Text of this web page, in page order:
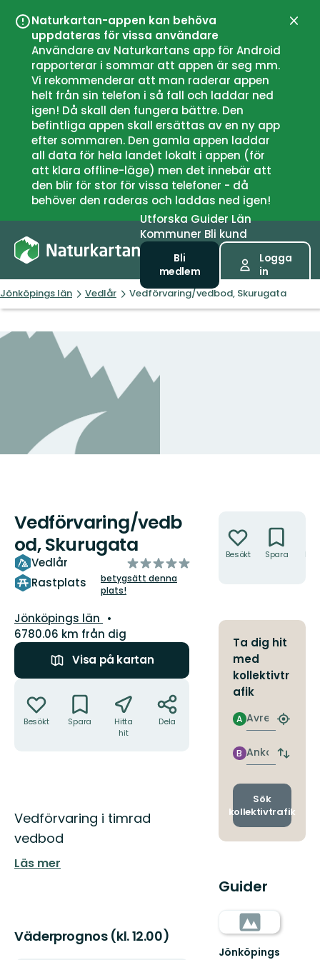
Naturkartan-appen kan behöva
uppdateras för vissa användare
Användare av Naturkartans app för Android
rapporterar i sommar att appen är seg mm.
Vi rekommenderar att man raderar appen
helt från sin telefon i så fall och laddar ned
igen! Då skall den fungera bättre. Den
befintliga appen skall ersättas av en ny app
efter sommaren. Den gamla appen laddar
all data för hela landet lokalt i appen (för
att klara offline-läge) men det innebär att
den blir för stor för vissa telefoner - då
behöver den raderas och laddas ned igen!
UtforskaGuiderLän
Kommuner Bli kund
Bli
medlem
Logga
in
Jönköpings län Vedlår Vedförvaring/vedbod, Skurugata
Vedförvaring/vedb
od, Skurugata
Vedlår
Rastplats
av
5
stjärnor
betygsätt denna
plats!
Län:
Jönköpings län
6780.06 km från dig
Visa på kartan
Besökt Spara
Hitta
hit
Dela
Beskrivning
Vedförvaring i timrad
vedbod
Läs mer
Väderprognos (kl. 12.00)
Besökt Spara
Ta dig hit
med
kollektivtr
afik
Avresa
A
Hitta
Ankomst
B
Byt
och
Sök
kollektivtrafik
Guider
Jönköpings